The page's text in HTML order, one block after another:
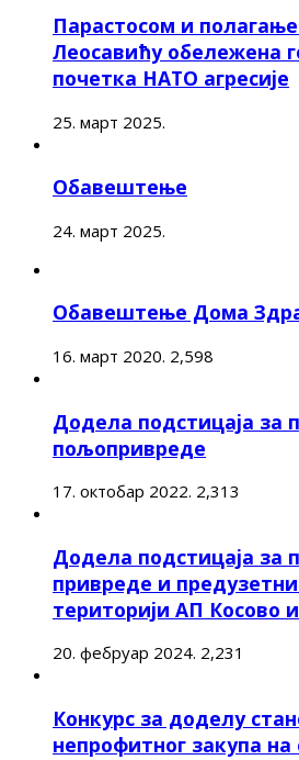
Парастосом и
Леосавићу обележена
почетка НАТО агресије
25. март 2025.
Обавештење
24. март 2025.
Обавештење Дома
16. март 2020. 2,598
Додела подстицаја за
пољопривреде
17. октобар 2022. 2,313
Додела подстицаја за
привреде и
територији АП Косово
20. фебруар 2024. 2,231
Конкурс за доделу
непрофитног закупа